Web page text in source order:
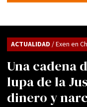
Una cadena
lupa de la
dinero y
ACTUALIDAD / Exen en